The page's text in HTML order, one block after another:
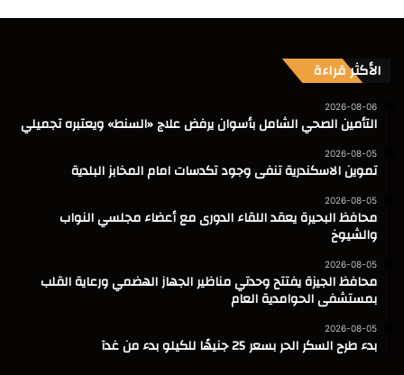
الأكثر قراءة
2026-08-06
التأمين الصحي الشامل بأسوان يرفض علاج «السنط» ويعتبره تجميلي
2026-08-05
تموين الاسكندرية تنفى وجود تكدسات امام المخابز البلدية
2026-08-05
محافظ البحيرة يعقد اللقاء الدورى مع أعضاء مجلسي النواب
والشيوخ
2026-08-05
محافظ الجيزة يفتتح وحدتي مناظير الجهاز الهضمي ورعاية القلب
بمستشفى الحوامدية العام
2026-08-05
بدء طرح السكر الحر بسعر 25 جنيهًا للكيلو بدء من غدآ